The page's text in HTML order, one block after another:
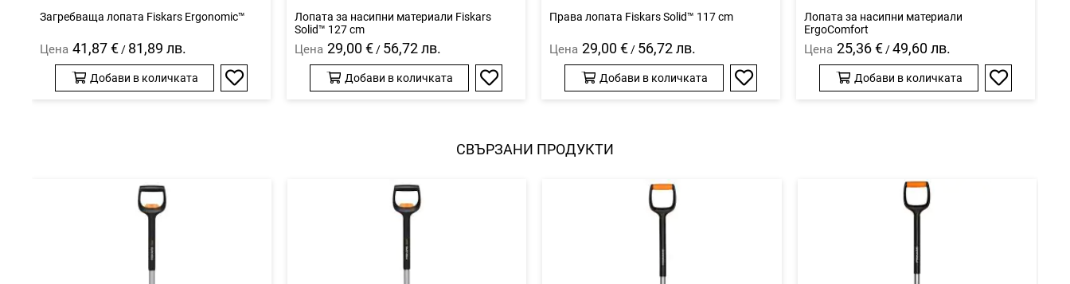
Загребваща лопата Fiskars Ergonomic™
Цена 41,87 € / 81,89 лв.
Добави в количката
Добави
Лопата за насипни материали Fiskars
Solid™ 127 cm
Цена 29,00 € / 56,72 лв.
Добави в количката
Добави
Права лопата Fiskars Solid™ 117 cm
Цена 29,00 € / 56,72 лв.
Добави в количката
Добави
Лопата за насипни материали
ErgoComfort
Цена 25,36 € /49,60 лв.
Добави в количката
Добави
СВЪРЗАНИ ПРОДУКТИ